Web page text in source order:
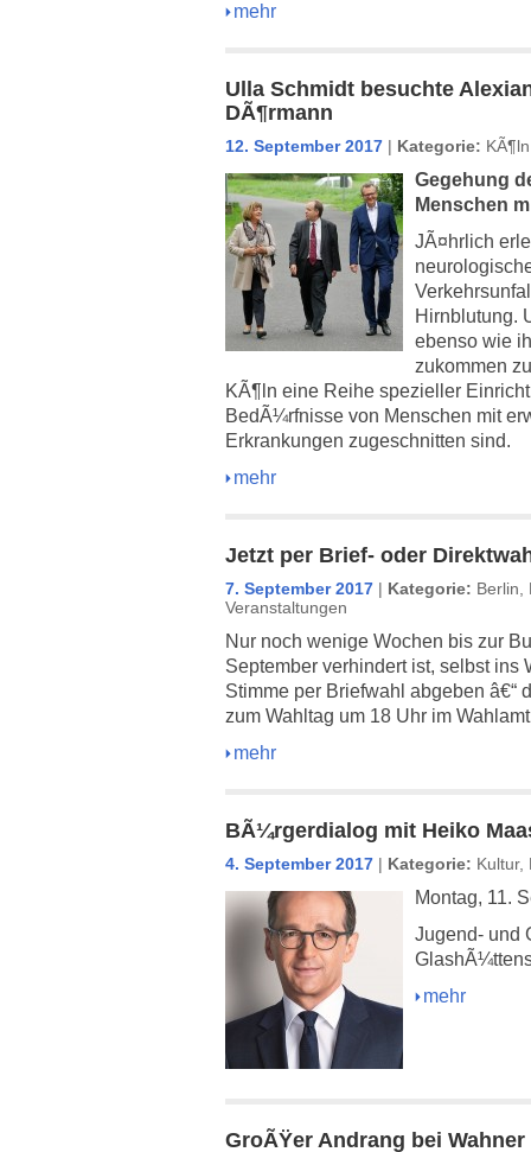
mehr
Ulla Schmidt besuchte
DÃ¶rmann
12. September 2017 | Kategorie: KÃ¶ln
Gegehung
Menschen
JÃ¤hrlich
Hirnblutung.
ebenso wie
zukommen
KÃ¶ln eine Reihe spezieller
BedÃ¼rfnisse von Menschen mit
Erkrankungen zugeschnitten sind.
mehr
Jetzt per Brief- oder
7. September 2017 | Kategorie: Berlin
Veranstaltungen
Nur noch wenige Wochen bis zur
September verhindert ist, selbst ins
Stimme per Briefwahl abgeben
zum Wahltag um 18 Uhr im
mehr
BÃ¼rgerdialog mit Heiko
4. September 2017 | Kategorie: Kultur,
Montag, 11.
Jugend- und
mehr
GroÃŸer Andrang bei